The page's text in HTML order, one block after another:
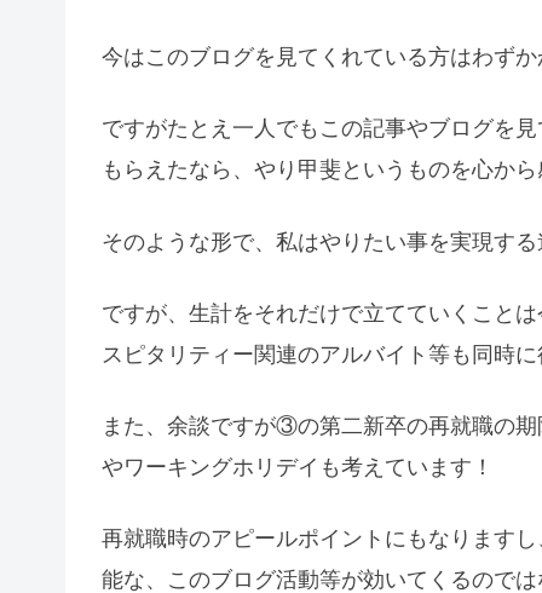
今はこのブログを見てくれている方はわず
ですがたとえ一人でもこの記事やブログを
もらえたなら、やり甲斐というものを心か
そのような形で、私はやりたい事を実現す
ですが、生計をそれだけで立てていくこと
スピタリティー関連のアルバイト等も同時
また、余談ですが③の第二新卒の再就職の
やワーキングホリデイも考えています！
再就職時のアピールポイントにもなります
能な、このブログ活動等が効いてくるので